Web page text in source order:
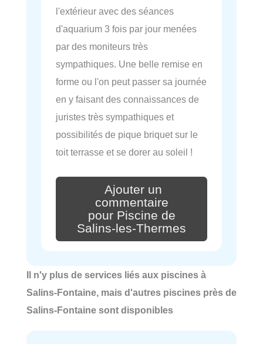
l'extérieur avec des séances
d'aquarium 3 fois par jour menées
par des moniteurs très
sympathiques. Une belle remise en
forme ou l'on peut passer sa journée
en y faisant des connaissances de
juristes très sympathiques et
possibilités de pique briquet sur le
toit terrasse et se dorer au soleil !
Ajouter un
commentaire
pour Piscine de
Salins-les-Thermes
Il n'y plus de services liés aux piscines à
Salins-Fontaine, mais d'autres piscines près de
Salins-Fontaine sont disponibles